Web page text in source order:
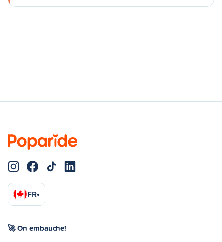
FR▾
🚀 On embauche!